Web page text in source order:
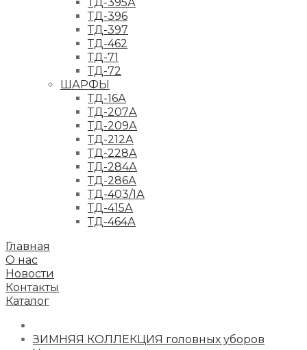
ТД-396
ТД-397
ТД-462
ТД-71
ТД-72
ШАРФЫ
ТД-16А
ТД-207А
ТД-209А
ТД-212А
ТД-228А
ТД-284А
ТД-286А
ТД-403/1А
ТД-415А
ТД-464А
Главная
О нас
Новости
Контакты
Каталог
ЗИМНЯЯ КОЛЛЕКЦИЯ головных уборов